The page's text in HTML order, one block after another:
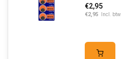
€2,95
€2,95 Incl. btw